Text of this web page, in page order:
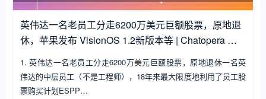
英伟达一名老员工分走6200万美元巨额股票，原地退
休，苹果发布 VisionOS 1.2新版本等 | Chatopera 行
业快讯
1. 英伟达一名老员工分走6200万美元巨额股票，原地退休一名英
伟达的中层员工（不是工程师），18年来最大限度地利用了员工股
票购买计划ESPP…